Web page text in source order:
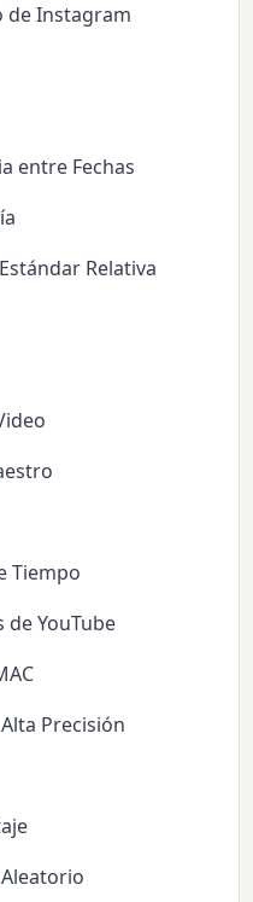
de Instagram
entre Fechas
Relativa
Tiempo
YouTube
Precisión